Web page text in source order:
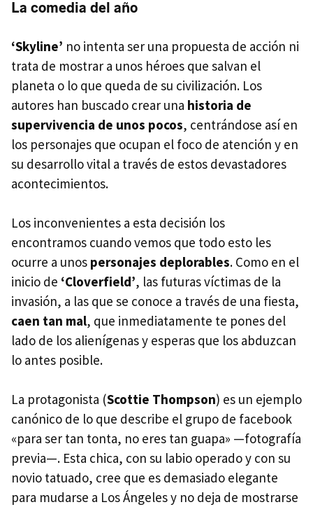
La comedia del año
‘Skyline’ no intenta ser una propuesta de acción ni
trata de mostrar a unos héroes que salvan el
planeta o lo que queda de su civilización. Los
autores han buscado crear una historia de
supervivencia de unos pocos, centrándose así en
los personajes que ocupan el foco de atención y en
su desarrollo vital a través de estos devastadores
acontecimientos.
Los inconvenientes a esta decisión los
encontramos cuando vemos que todo esto les
ocurre a unos personajes deplorables. Como en el
inicio de ‘Cloverfield’, las futuras víctimas de la
invasión, a las que se conoce a través de una fiesta,
caen tan mal, que inmediatamente te pones del
lado de los alienígenas y esperas que los abduzcan
lo antes posible.
La protagonista (Scottie Thompson) es un ejemplo
canónico de lo que describe el grupo de facebook
«para ser tan tonta, no eres tan guapa» —fotografía
previa—. Esta chica, con su labio operado y con su
novio tatuado, cree que es demasiado elegante
para mudarse a Los Ángeles y no deja de mostrarse